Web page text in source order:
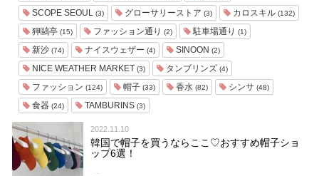
SCOPE SEOUL (3) グローサリーストア (3) カロスキル (132)
狎鷗亭 (15) ファッション通り (2) 駐車場通り (1)
新沙 (74) ナイスウェザー (4) SINOON (2)
NICE WEATHER MARKET (3) タンブリンズ (4)
ファッション (124) 帽子 (33) 香水 (82) シンサ (48)
食器 (24) TAMBURINS (3)
2022.11.10
韓国で帽子を買うならここ♡おすすめ帽子ショ
ップ6選！